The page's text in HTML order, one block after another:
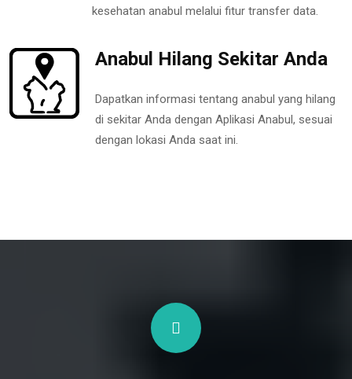
kesehatan anabul melalui fitur transfer data.
Anabul Hilang Sekitar Anda
Dapatkan informasi tentang anabul yang hilang
di sekitar Anda dengan Aplikasi Anabul, sesuai
dengan lokasi Anda saat ini.